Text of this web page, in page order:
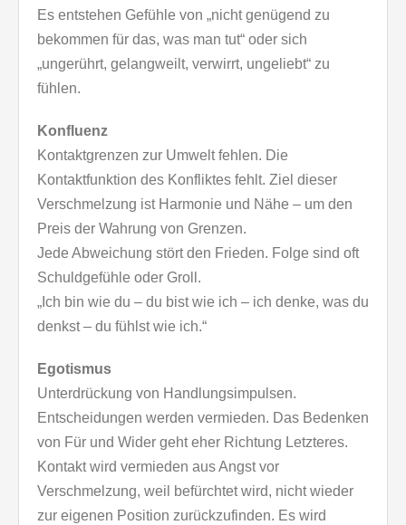
Es entstehen Gefühle von „nicht genügend zu
bekommen für das, was man tut“ oder sich
„ungerührt, gelangweilt, verwirrt, ungeliebt“ zu
fühlen.
Konfluenz
Kontaktgrenzen zur Umwelt fehlen. Die
Kontaktfunktion des Konfliktes fehlt. Ziel dieser
Verschmelzung ist Harmonie und Nähe – um den
Preis der Wahrung von Grenzen.
Jede Abweichung stört den Frieden. Folge sind oft
Schuldgefühle oder Groll.
„Ich bin wie du – du bist wie ich – ich denke, was du
denkst – du fühlst wie ich.“
Egotismus
Unterdrückung von Handlungsimpulsen.
Entscheidungen werden vermieden. Das Bedenken
von Für und Wider geht eher Richtung Letzteres.
Kontakt wird vermieden aus Angst vor
Verschmelzung, weil befürchtet wird, nicht wieder
zur eigenen Position zurückzufinden. Es wird